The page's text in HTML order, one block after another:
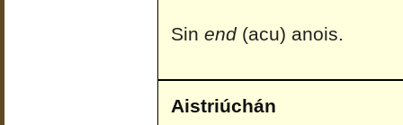
Sin end(acu) anois.
Aistriúchán